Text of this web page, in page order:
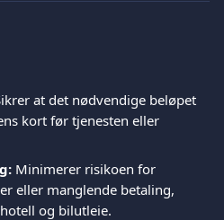
at det nødvendige beløpet
kort før tjenesten eller
Minimerer risikoen for
eller manglende betaling,
og bilutleie.